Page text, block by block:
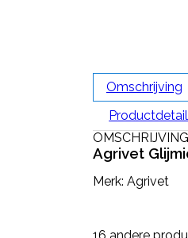
Omschrijving
OMSCHRIJVING
Agrivet
Merk: Agrivet